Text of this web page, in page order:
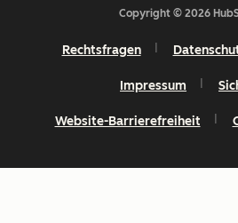
Copyright © 2026
Rechtsfragen
Impressum
Website-Barrierefreiheit